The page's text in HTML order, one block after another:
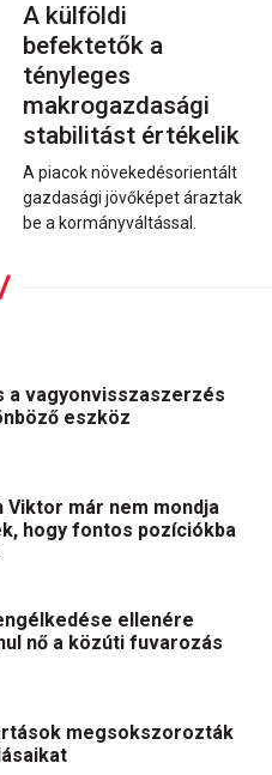
A külföldi
befektetők a
tényleges
makrogazdasági
stabilitást értékelik
A piacok növekedésorientált
gazdasági jövőképet áraztak
be a kormányváltással.
a vagyonvisszaszerzés
eszköz
Viktor már nem mondja
hogy fontos pozíciókba
ellenére
nő a közúti fuvarozás
megsokszorozták